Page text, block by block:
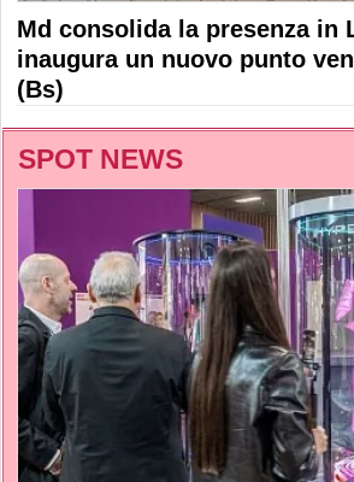
Md consolida la presenza in
inaugura un nuovo punto
(Bs)
SPOT NEWS